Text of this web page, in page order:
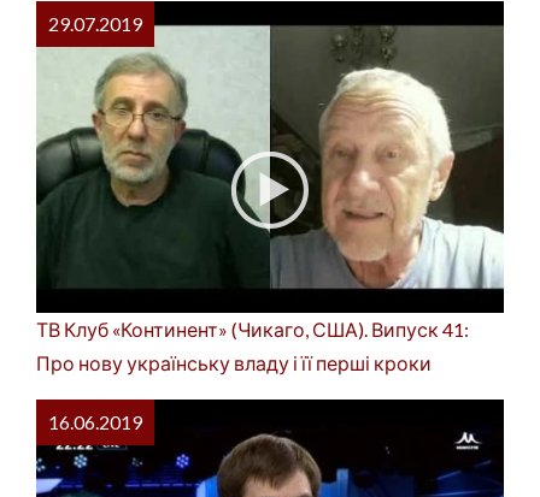
29.07.2019
ТВ Клуб «Континент» (Чикаго, США). Випуск 41:
Про нову українську владу і її перші кроки
16.06.2019